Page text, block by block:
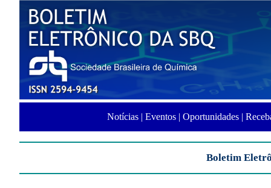
Notícias | Eventos | Oportunidades |
Boletim